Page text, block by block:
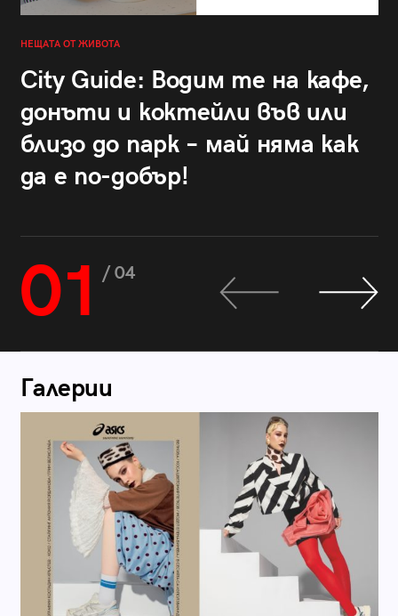
НЕЩАТА ОТ ЖИВОТА
City Guide: Водим те на кафе,
донъти и коктейли във или
близо до парк – май няма как
да е по-добър!
01 / 04
Галерии